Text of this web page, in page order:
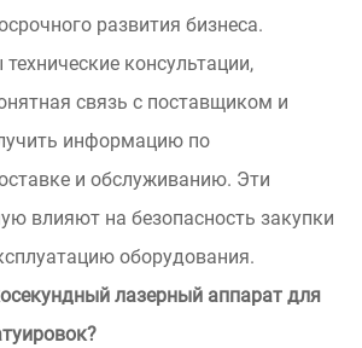
развития бизнеса.
консультации,
связь с поставщиком и
информацию по
и обслуживанию. Эти
влияют на безопасность закупки
оборудования.
лазерный аппарат для